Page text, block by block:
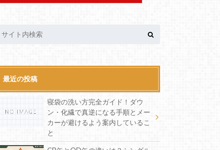
最近の投稿
寝袋の洗い方完全ガイド！ダウ
ン・化繊で真逆になる手順とメー
カーが避けるよう案内しているこ
と